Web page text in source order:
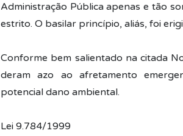
Administração Pública apenas e tão
estrito. O basilar princípio, aliás, foi
Conforme bem salientado na citada
deram azo ao afretamento
potencial dano ambiental.
Lei 9.784/1999